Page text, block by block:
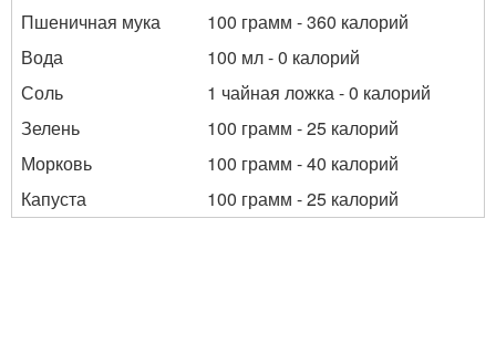
Пшеничная мука
100 грамм - 360 калорий
Вода
100 мл - 0 калорий
Соль
1 чайная ложка - 0 калорий
Зелень
100 грамм - 25 калорий
Морковь
100 грамм - 40 калорий
Капуста
100 грамм - 25 калорий